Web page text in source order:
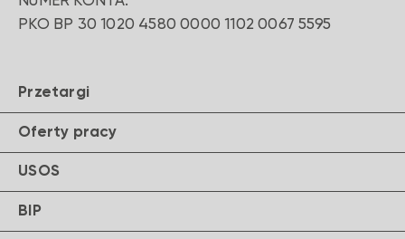
usług, prosimy o kontakt i podanie
PROSIMY O KONTAKT
Z PEŁNOMOCNIKIEM DO SPRAW
DOSTĘPNOŚCI:
Katarzyna Seliga
PKO BP 30 1020 4580 0000 1102 0067 5595
Przetargi
Oferty pracy
USOS
BIP